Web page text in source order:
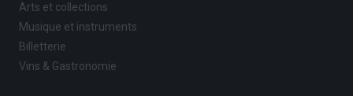
Arts et collections
Musique et instruments
Billetterie
Vins & Gastronomie